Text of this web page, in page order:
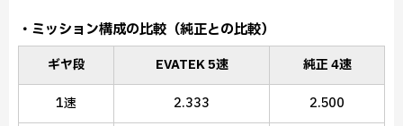
・ミッション構成の比較（純正との比較）
ギヤ段 EVATEK 5速 純正 4速
1速 2.333 2.500